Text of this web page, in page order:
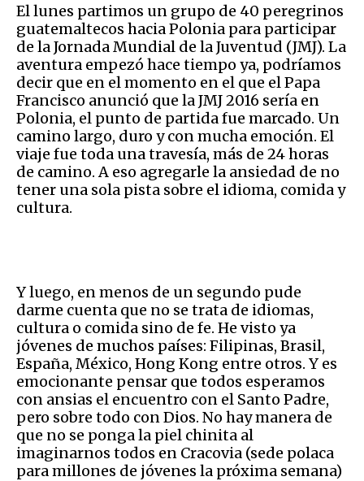
El lunes partimos un grupo de 40 peregrinos
guatemaltecos hacia Polonia para participar
de la Jornada Mundial de la Juventud (JMJ). La
aventura empezó hace tiempo ya, podríamos
decir que en el momento en el que el Papa
Francisco anunció que la JMJ 2016 sería en
Polonia, el punto de partida fue marcado. Un
camino largo, duro y con mucha emoción. El
viaje fue toda una travesía, más de 24 horas
de camino. A eso agregarle la ansiedad de no
tener una sola pista sobre el idioma, comida y
cultura.
Y luego, en menos de un segundo pude
darme cuenta que no se trata de idiomas,
cultura o comida sino de fe. He visto ya
jóvenes de muchos países: Filipinas, Brasil,
España, México, Hong Kong entre otros. Y es
emocionante pensar que todos esperamos
con ansias el encuentro con el Santo Padre,
pero sobre todo con Dios. No hay manera de
que no se ponga la piel chinita al
imaginarnos todos en Cracovia (sede polaca
para millones de jóvenes la próxima semana)